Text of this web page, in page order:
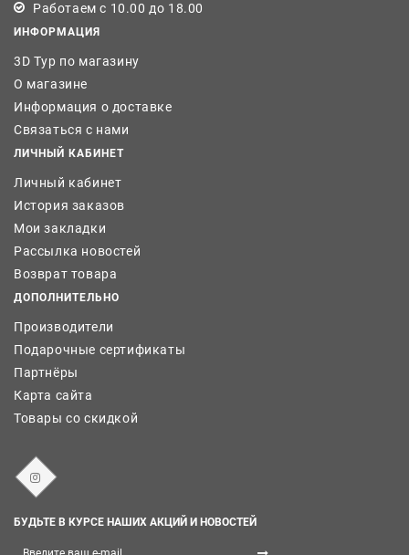
Работаем с 10.00 до 18.00
ИНФОРМАЦИЯ
3D Тур по магазину
О магазине
Информация о доставке
Связаться с нами
ЛИЧНЫЙ КАБИНЕТ
Личный кабинет
История заказов
Мои закладки
Рассылка новостей
Возврат товара
ДОПОЛНИТЕЛЬНО
Производители
Подарочные сертификаты
Партнёры
Карта сайта
Товары со скидкой
БУДЬТЕ В КУРСЕ НАШИХ АКЦИЙ И НОВОСТЕЙ